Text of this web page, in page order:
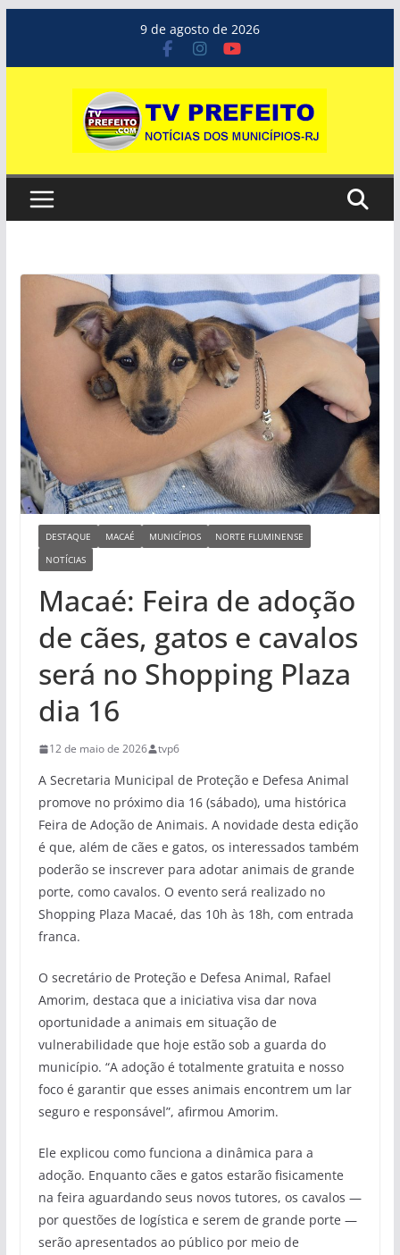
o
9 de agosto de 2026
DESTAQUE MACAÉ MUNICÍPIOS
NORTE FLUMINENSE
NOTÍCIAS
Macaé: Feira de adoção
de cães, gatos e cavalos
será no Shopping Plaza
dia 16
12 de maio de 2026 tvp6
A Secretaria Municipal de Proteção e Defesa Animal
promove no próximo dia 16 (sábado), uma histórica
Feira de Adoção de Animais. A novidade desta edição
é que, além de cães e gatos, os interessados também
poderão se inscrever para adotar animais de grande
porte, como cavalos. O evento será realizado no
Shopping Plaza Macaé, das 10h às 18h, com entrada
franca.
O secretário de Proteção e Defesa Animal, Rafael
Amorim, destaca que a iniciativa visa dar nova
oportunidade a animais em situação de
vulnerabilidade que hoje estão sob a guarda do
município. “A adoção é totalmente gratuita e nosso
foco é garantir que esses animais encontrem um lar
seguro e responsável”, afirmou Amorim.
Ele explicou como funciona a dinâmica para a
adoção. Enquanto cães e gatos estarão fisicamente
na feira aguardando seus novos tutores, os cavalos —
por questões de logística e serem de grande porte —
serão apresentados ao público por meio de